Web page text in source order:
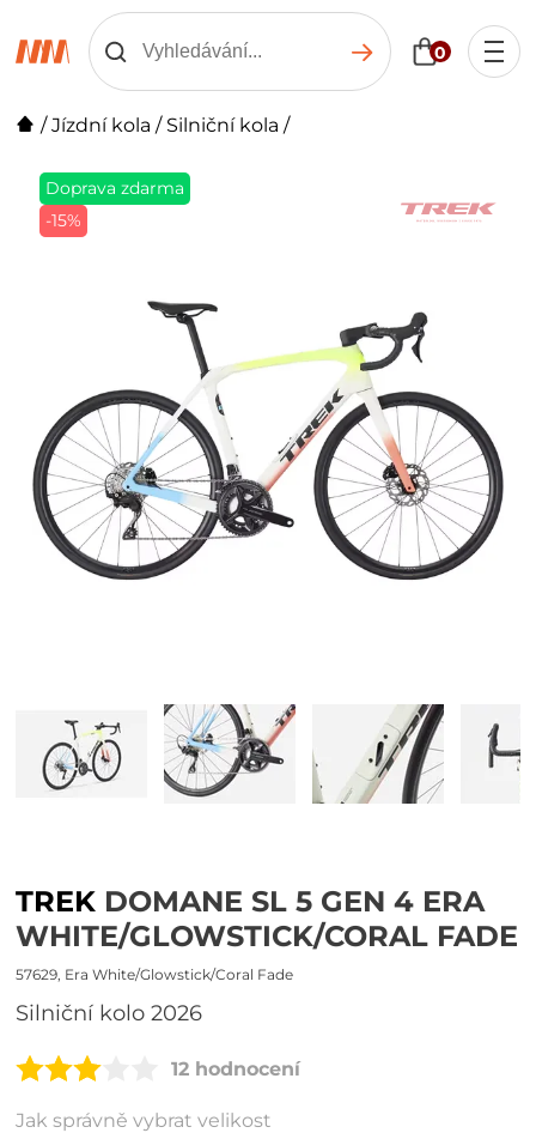
0
/Jízdní kola / Silniční kola /
Doprava zdarma
-15%
TREK DOMANE SL 5 GEN 4 ERA
WHITE/GLOWSTICK/CORAL FADE
57629, Era White/Glowstick/Coral Fade
Silniční kolo 2026
12 hodnocení
Jak správně vybrat velikost